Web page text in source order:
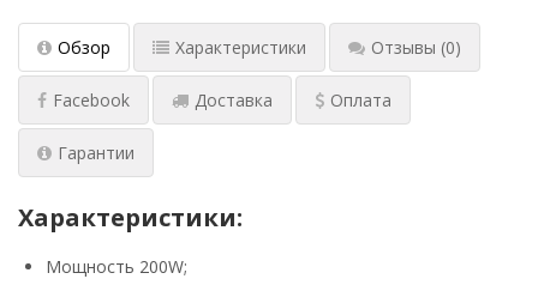
Обзор Характеристики Отзывы (0)
Facebook Доставка Оплата
Гарантии
Характеристики:
Мощность 200W;